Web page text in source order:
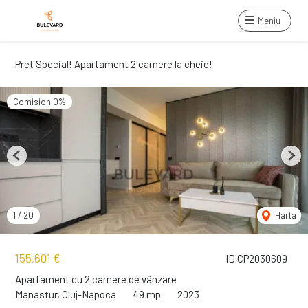
Meniu
Pret Special! Apartament 2 camere la cheie!
ID CP2030609
155,601 €
Apartament cu 2 camere de vânzare
Manastur, Cluj-Napoca
49 mp 2023
Comision 0%
1 / 20 Harta
Previous Next